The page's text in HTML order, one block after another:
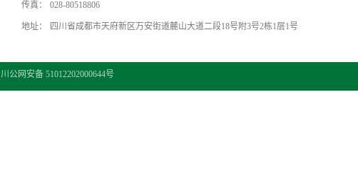
传真： 028-80518806
地址： 四川省成都市天府新区万安街道麓山大道二段18号附3号2栋1层1号
川公网安备 51012202000644号